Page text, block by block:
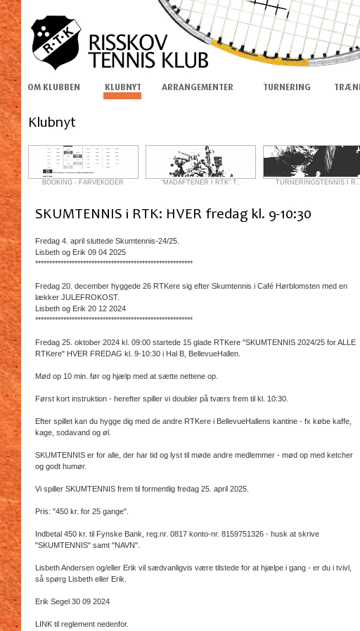
BOOKING - FARVEKODER “MADAFTENER I RTK” T.. TURNERINGSTENNIS I R..
Fredag 4. april sluttede Skumtennis-24/25.
Lisbeth og Erik 09 04 2025
********************************************************
Fredag 20. december hyggede 26 RTKere sig efter Skumtennis i Café Hørblomsten med en
lækker JULEFROKOST.
Lisbeth og Erik 20 12 2024
********************************************************
Fredag 25. oktober 2024 kl. 09:00 startede 15 glade RTKere "SKUMTENNIS 2024/25 for ALLE
RTKere" HVER FREDAG kl. 9-10:30 i Hal B, BellevueHallen.
Mød op 10 min. før og hjælp med at sætte nettene op.
Først kort instruktion - herefter spiller vi doubler på tværs frem til kl. 10:30.
Efter spillet kan du hygge dig med de andre RTKere i BellevueHallens kantine - fx købe kaffe,
kage, sodavand og øl.
SKUMTENNIS er for alle, der har tid og lyst til møde andre medlemmer - mød op med ketcher
og godt humør.
Vi spiller SKUMTENNIS frem til formentlig fredag 25. april 2025.
Pris: "450 kr. for 25 gange".
Indbetal 450 kr. til Fynske Bank, reg.nr. 0817 konto-nr. 8159751326 - husk at skrive
"SKUMTENNIS" samt "NAVN".
Lisbeth Andersen og/eller Erik vil sædvanligvis være tilstede for at hjælpe i gang - er du i tvivl,
så spørg Lisbeth eller Erik.
Erik Segel 30 09 2024
LINK til reglement nedenfor.